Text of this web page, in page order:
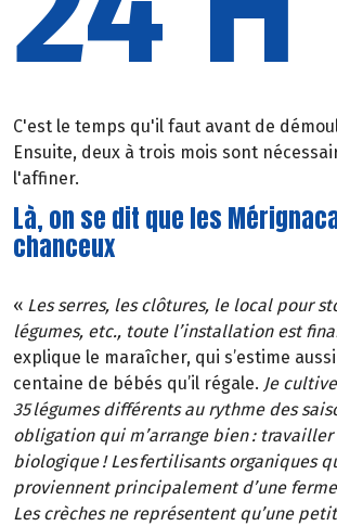
C'est le temps qu'il faut avant de
Ensuite, deux à trois mois sont
l'affiner.
Là, on se dit que les
chanceux
« Les serres, les clôtures, le local pour
légumes, etc., toute l’installation est
explique le maraîcher, qui s’estime
centaine de bébés qu’il régale. Je
35 légumes différents au rythme des
obligation qui m’arrange bien : travailler
biologique ! Les fertilisants organiques
proviennent principalement d’une
Les crèches ne représentent qu’une